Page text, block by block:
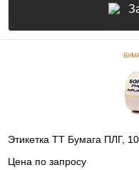
Этикетка ТТ Бумага ПЛГ,
Цена по запросу